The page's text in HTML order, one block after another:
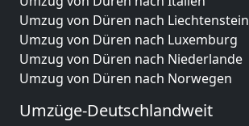
Umzug von Düren nach Liechtenstein
Umzug von Düren nach Luxemburg
Umzug von Düren nach Niederlande
Umzug von Düren nach Norwegen
Umzüge-Deutschlandweit